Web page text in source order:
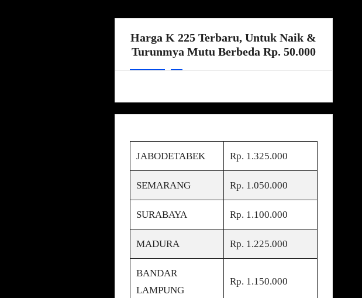
Harga K 225 Terbaru, Untuk Naik &
Turunmya Mutu Berbeda Rp. 50.000
JABODETABEK Rp. 1.325.000
SEMARANG Rp. 1.050.000
SURABAYA Rp. 1.100.000
MADURA Rp. 1.225.000
BANDAR
LAMPUNG
Rp. 1.150.000